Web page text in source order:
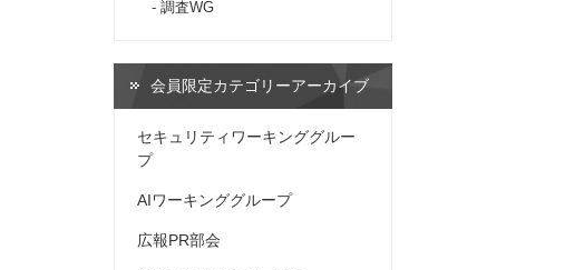
調査WG
会員限定カテゴリーアーカイブ
セキュリティワーキンググルー
プ
AIワーキンググループ
広報PR部会